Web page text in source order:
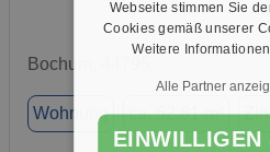
Bochum, 44795
Wohnung ca. 52,81 m²
Webseite stimmen Sie
Cookies gemäß unserer
Weitere
Alle Partner
EINWILLIGEN